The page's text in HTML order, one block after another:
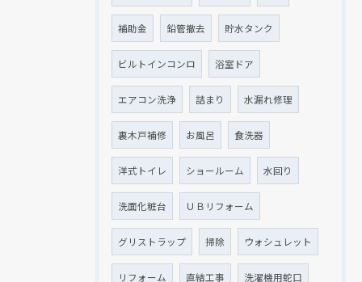
補助金 鉛管撤去 貯水タンク
ビルトインコンロ 浴室ドア
エアコン洗浄 詰まり 水漏れ修理
裏木戸補修 お風呂 食洗器
洋式トイレ ショールーム 水回り
洗面化粧台 ＵＢリフォーム
グリストラップ 掃除 ウォシュレット
リフォーム 直結工事 洗濯機用蛇口